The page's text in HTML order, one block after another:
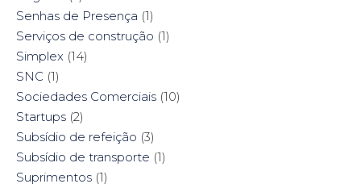
Senhas de Presença (1)
Serviços de construção (1)
Simplex (14)
SNC (1)
Sociedades Comerciais (10)
Startups (2)
Subsídio de refeição (3)
Subsídio de transporte (1)
Suprimentos (1)